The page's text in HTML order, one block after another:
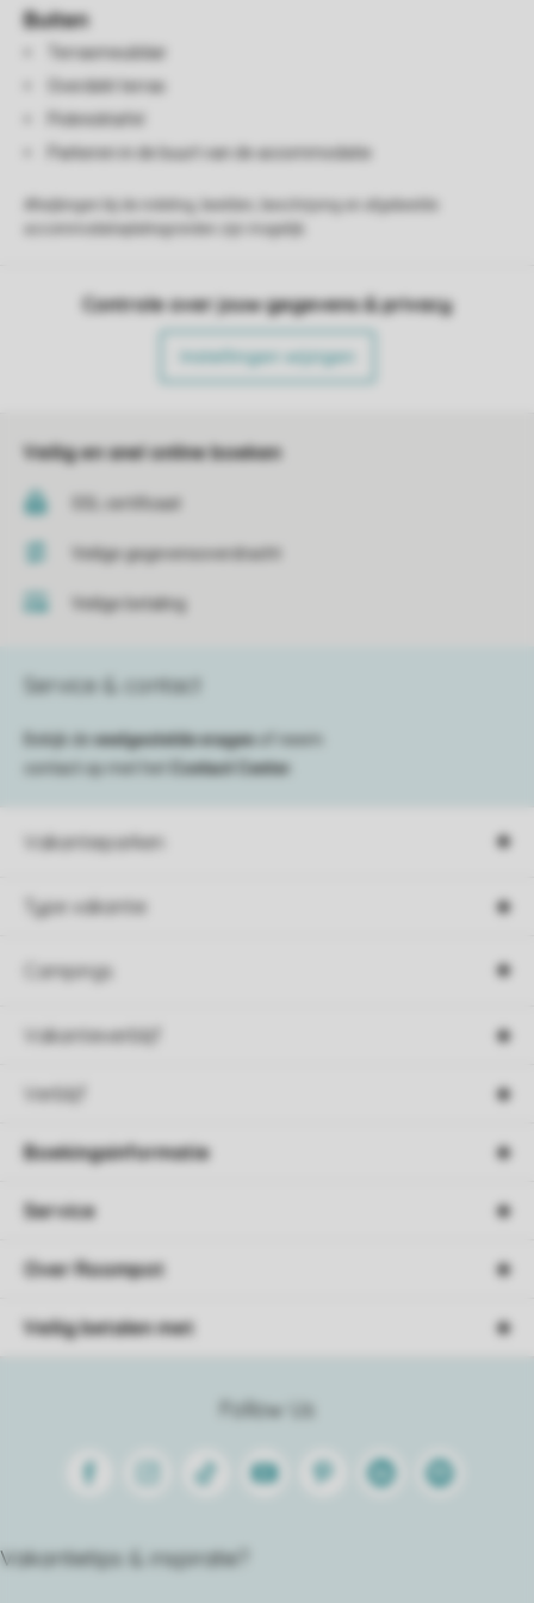
Buiten
Terrasmeubilair
Overdekt terras
Picknicktafel
Parkeren in de buurt van de accommodatie
Controle over jouw gegevens & privacy
Instellingen wijzigen
Veilig en snel online boeken
SSL certificaat
Veilige gegevensoverdracht
Veilige betaling
Vakantieparken
Type vakantie
Campings
Vakantieverblijf
Verblijf
Service & contact
Bekijk de veelgestelde vragen
of neem
contact op met het
Contact Center
Follow Us
FacebookInstagram
Tiktok Youtube PinterestLinkedinSpotify
Vakantietips & inspiratie?
Boekingsinformatie
Service
Over Roompot
Veilig betalen met